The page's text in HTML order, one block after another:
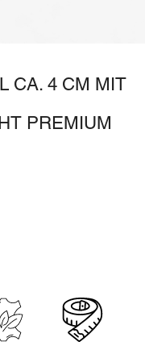
CA. 4 CM MIT
PREMIUM